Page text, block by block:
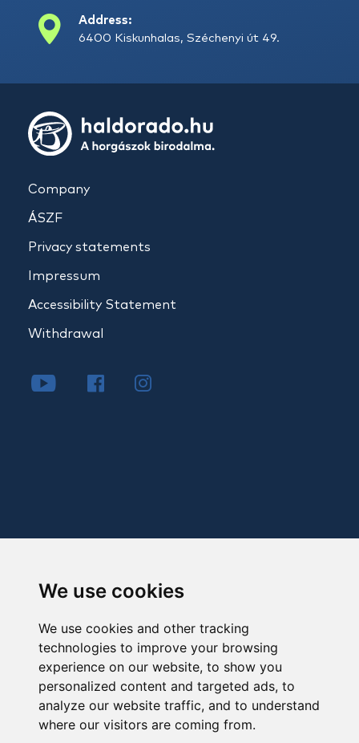
We use cookies
We use cookies and other tracking
technologies to improve your browsing
experience on our website, to show you
personalized content and targeted ads, to
analyze our website traffic, and to understand
where our visitors are coming from.
Address:
6400 Kiskunhalas, Széchenyi út 49.
Company
ÁSZF
Privacy statements
Impressum
Accessibility Statement
Withdrawal